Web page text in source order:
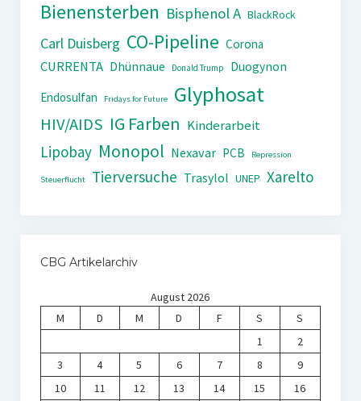
Bienensterben Bisphenol A BlackRock
Carl Duisberg CO-Pipeline Corona
CURRENTA Dhünnaue Donald Trump
Duogynon
Endosulfan
Fridays for Future Glyphosat
HIV/AIDS IG Farben Kinderarbeit
Lipobay Monopol Nexavar PCB Repression
Steuerflucht Tierversuche Trasylol UNEP Xarelto
CBG Artikelarchiv
August 2026
M
D M D F S
S
1
2
3
4 5 6 7 8
9
10
11 12 13 14 15
16